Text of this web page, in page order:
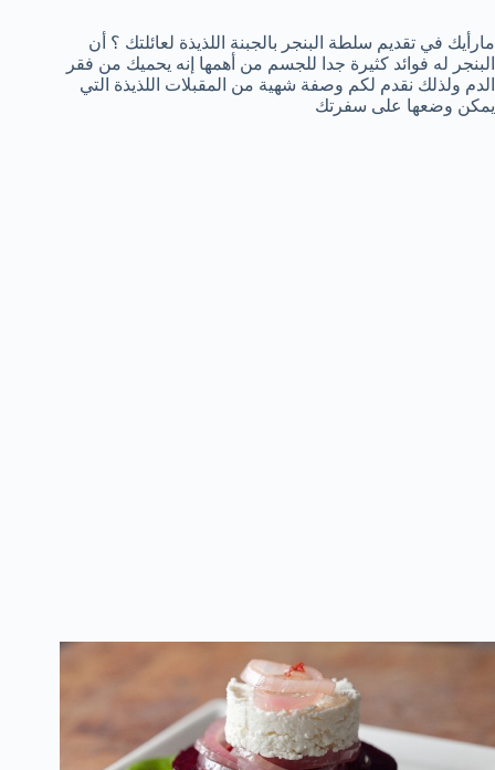
مارأيك في تقديم سلطة البنجر بالجبنة اللذيذة لعائلتك ؟ أن
البنجر له فوائد كثيرة جدا للجسم من أهمها إنه يحميك من فقر
الدم ولذلك نقدم لكم وصفة شهية من المقبلات اللذيذة التي
يمكن وضعها على سفرتك